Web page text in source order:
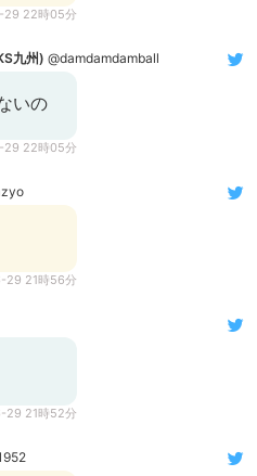
29 22時05分
九州) @damdamdamball
いの
29 22時05分
29 21時56分
29 21時52分